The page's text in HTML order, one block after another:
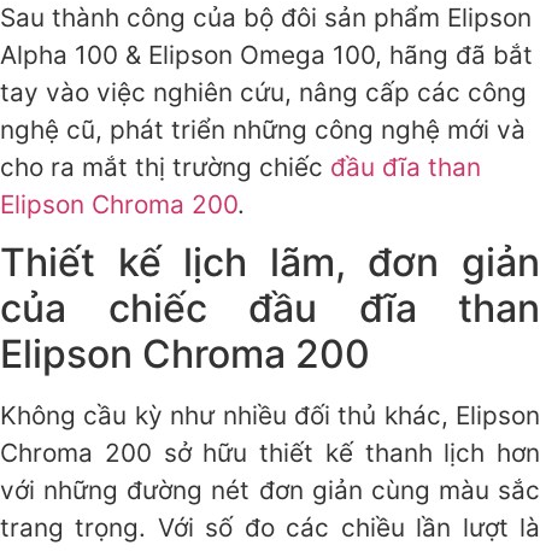
Sau thành công của bộ đôi sản phẩm Elipson
Alpha 100 & Elipson Omega 100, hãng đã bắt
tay vào việc nghiên cứu, nâng cấp các công
nghệ cũ, phát triển những công nghệ mới và
cho ra mắt thị trường chiếc đầu đĩa than
Elipson Chroma 200.
Thiết kế lịch lãm, đơn giản
của chiếc đầu đĩa than
Elipson Chroma 200
Không cầu kỳ như nhiều đối thủ khác, Elipson
Chroma 200 sở hữu thiết kế thanh lịch hơn
với những đường nét đơn giản cùng màu sắc
trang trọng. Với số đo các chiều lần lượt là